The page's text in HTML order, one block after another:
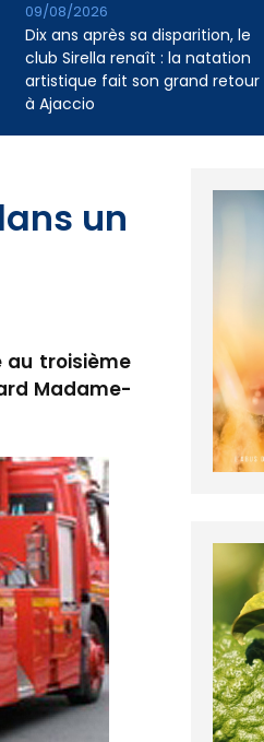
Dix ans après sa disparition, le
club Sirella renaît : la natation
artistique fait son grand retour
à Ajaccio
09/08/2026
un
au troisième
Madame-